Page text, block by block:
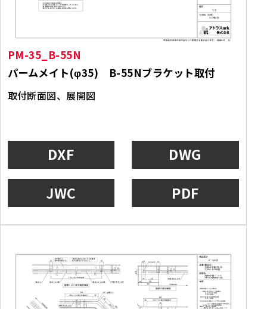
PM-35_B-55N
パームメイト(φ35) B-55Nブラケット取付
取付断面図、展開図
DXF
DWG
JWC
PDF